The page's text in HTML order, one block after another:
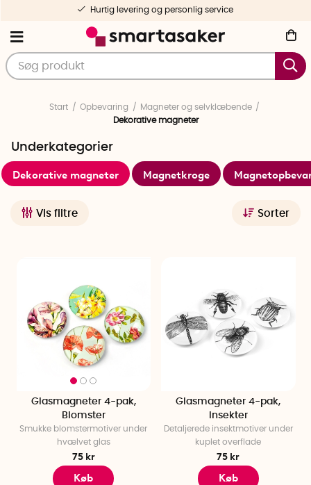
Nøje udvalgte og testede produkter
Start Opbevaring
Magneter og selvklæbende
Dekorative magneter
Vis filtre Sorter
Underkategorier
Dekorative magneter Magnetkroge
Glasmagneter 4-pak,
Blomster
Smukke blomstermotiver under
hvælvet glas
75 kr
Køb
Glasmagneter 4-pak,
Insekter
Detaljerede insektmotiver under
kuplet overflade
75 kr
Køb